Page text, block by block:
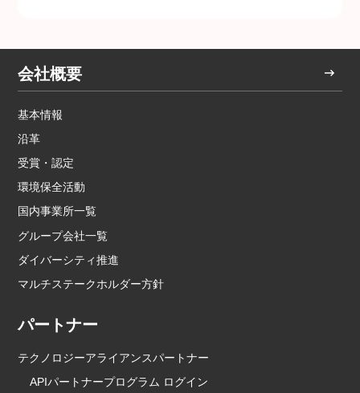
会社概要
基本情報
沿革
受賞・認定
環境保全活動
国内事業所一覧
グループ会社一覧
ダイバーシティ推進
マルチステークホルダー方針
パートナー
テクノロジーアライアンスパートナー
APIパートナープログラム ログイン